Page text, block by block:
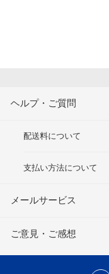
ヘルプ・ご質問
配送料について
支払い方法について
メールサービス
ご意見・ご感想